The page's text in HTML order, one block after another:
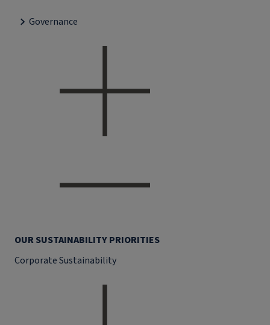
Governance
OUR SUSTAINABILITY PRIORITIES
Corporate Sustainability